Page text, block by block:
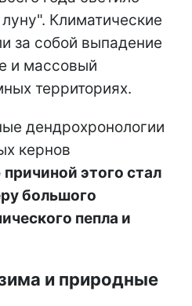
Климатические
за собой выпадение
и массовый
территориях.
дендрохронологии
кернов
причиной этого стал
большого
пепла и
и природные